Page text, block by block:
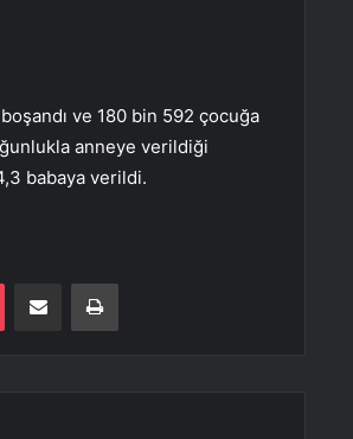
ve 180 bin 592 çocuğa
anneye verildiği
babaya verildi.
Pocket E-Posta ile paylaş Yazdır